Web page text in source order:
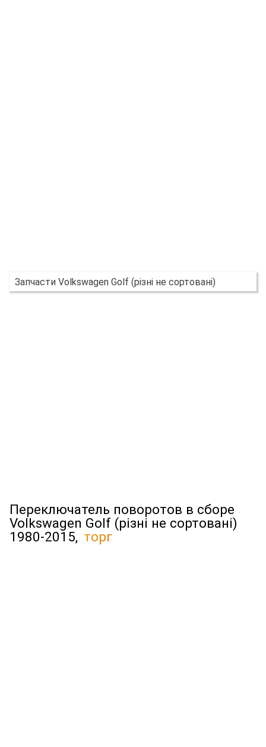
Запчасти Volkswagen Golf (різні не сортовані)
Переключатель поворотов в сборе
Volkswagen Golf (різні не сортовані)
1980-2015, торг